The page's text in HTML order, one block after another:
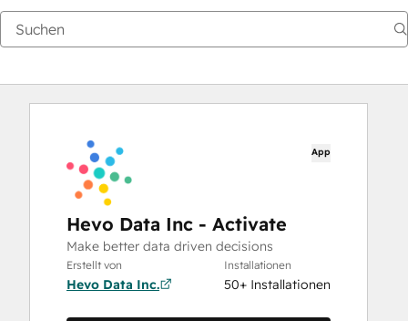
App
Hevo Data Inc - Activate
Make better data driven decisions
Erstellt von
Hevo Data Inc.
Installationen
50+ Installationen